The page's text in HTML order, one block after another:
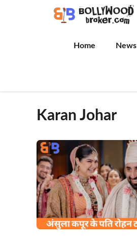
Home News
Karan Johar